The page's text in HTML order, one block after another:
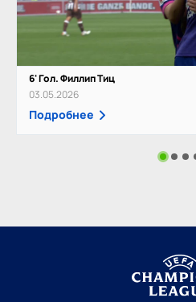
6' Гол. Филлип Тиц
03.05.2026
Подробнее